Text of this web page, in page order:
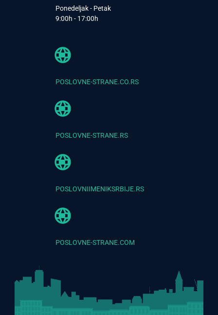
Ponedeljak - Petak
9:00h - 17:00h
POSLOVNE-STRANE.CO.RS
POSLOVNE-STRANE.RS
POSLOVNIIMENIKSRBIJE.RS
POSLOVNE-STRANE.COM